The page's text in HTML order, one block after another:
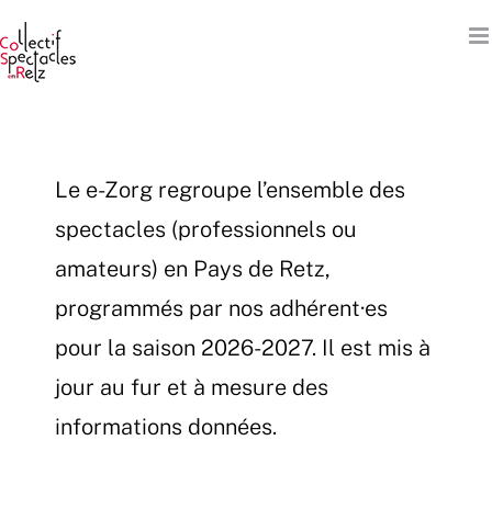
au
contenu
Le e-Zorg regroupe l’ensemble des
spectacles (professionnels ou
amateurs) en Pays de Retz,
programmés par nos adhérent·es
pour la saison 2026-2027. Il est mis à
jour au fur et à mesure des
informations données.